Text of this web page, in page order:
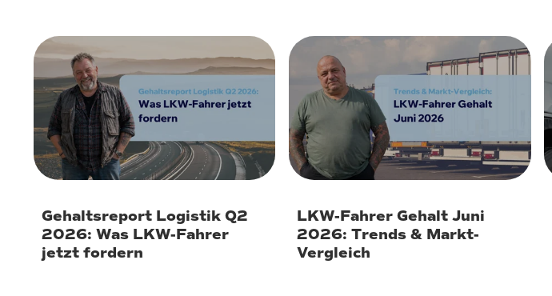
9. Juli 2026
Gehaltsreport Logistik Q2
2026: Was LKW-Fahrer
jetzt fordern
30. Juni 2026
LKW-Fahrer Gehalt Juni
2026: Trends & Markt-
Vergleich